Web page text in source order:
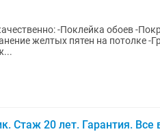
-Поклейка обоев -
пятен на потолке -Грунтовка -
Стаж 20 лет. Гарантия. Все